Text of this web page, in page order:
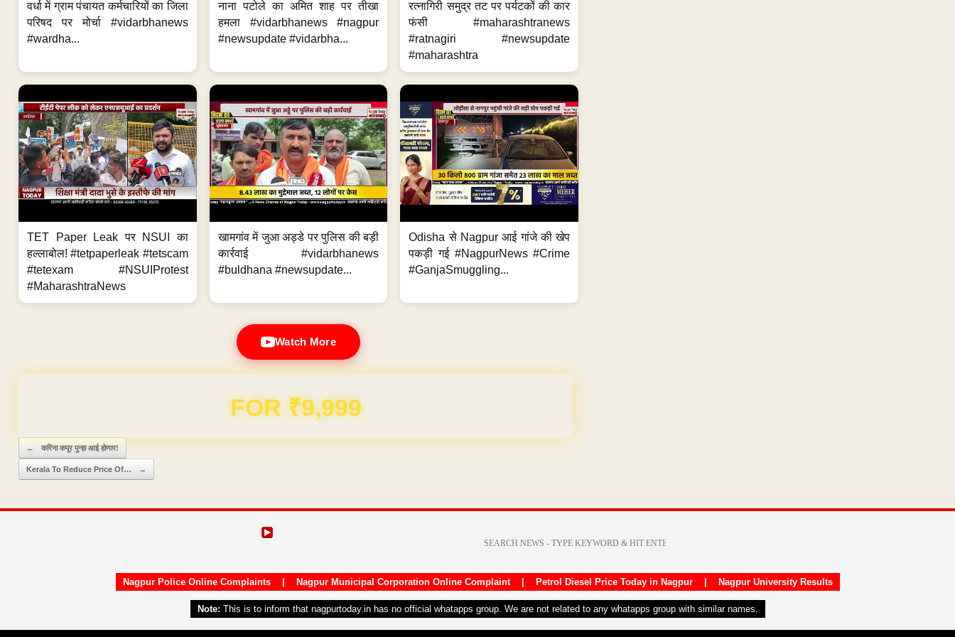
वर्धा में ग्राम पंचायत कर्मचारियों का जिला
परिषद पर मोर्चा #vidarbhanews
#wardha...
नाना पटोले का अमित शाह पर तीखा
हमला #vidarbhanews #nagpur
#newsupdate #vidarbha...
रत्नागिरी समुद्र तट पर पर्यटकों की कार
फंसी #maharashtranews
#ratnagiri #newsupdate
#maharashtra
TET Paper Leak पर NSUI का
हल्लाबोल! #tetpaperleak #tetscam
#tetexam #NSUIProtest
#MaharashtraNews
खामगांव में जुआ अड्डे पर पुलिस की बड़ी
कार्रवाई #vidarbhanews
#buldhana #newsupdate...
Odisha से Nagpur आई गांजे की खेप
पकड़ी गई #NagpurNews #Crime
#GanjaSmuggling...
Watch More
Domain & Hosting FREE for 1 Year
Post navigation
← करिना कपूर पुन्हा आई होणार!
Kerala To Reduce Price Of… →
Nagpur Police Online Complaints| Nagpur Municipal Corporation Online Complaint| Petrol Diesel Price Today in Nagpur| Nagpur University Results
Note: This is to inform that nagpurtoday.in has no official whatapps group. We are not related to any whatapps group with similar names.